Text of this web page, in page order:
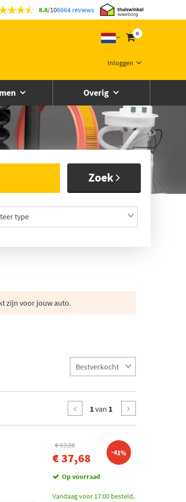
8.8/106664 reviews
0
Inloggen
Overig
Zoek
type
zijn voor jouw auto.
1van 1
€ 63,86
€ 37,68 -41%
Op voorraad
Vandaag voor 17:00 besteld,